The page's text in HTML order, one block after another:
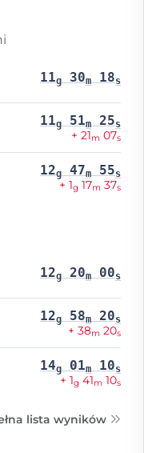
11g 30m 18s
11g 51m 25s
+ 21m 07s
12g 47m 55s
+ 1g 17m 37s
12g 20m 00s
12g 58m 20s
+ 38m 20s
14g 01m 10s
+ 1g 41m 10s
lista wyników